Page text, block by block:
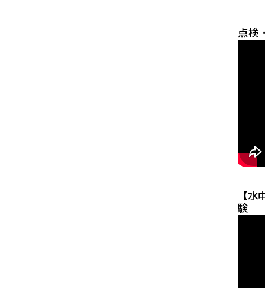
点検
【
験